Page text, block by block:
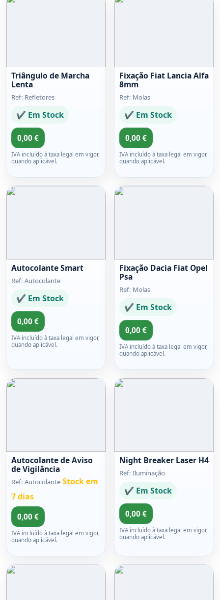
Triângulo de Marcha
Lenta
Ref: Refletores
✔ Em Stock
0,00 €
IVA incluído à taxa legal em vigor,
quando aplicável.
Fixação Fiat Lancia Alfa
8mm
Ref: Molas
✔ Em Stock
0,00 €
IVA incluído à taxa legal em vigor,
quando aplicável.
Autocolante Smart
Ref: Autocolante
✔ Em Stock
0,00 €
IVA incluído à taxa legal em vigor,
quando aplicável.
Fixação Dacia Fiat Opel
Psa
Ref: Molas
✔ Em Stock
0,00 €
IVA incluído à taxa legal em vigor,
quando aplicável.
Autocolante de Aviso
de Vigilância
Ref: Autocolante Stock em
7 dias
0,00 €
IVA incluído à taxa legal em vigor,
quando aplicável.
Night Breaker Laser H4
Ref: Iluminação
✔ Em Stock
0,00 €
IVA incluído à taxa legal em vigor,
quando aplicável.